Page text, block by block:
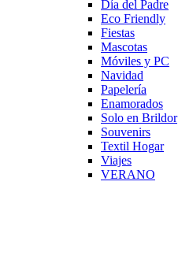
Día del Padre
Eco Friendly
Fiestas
Mascotas
Móviles y PC
Navidad
Papelería
Enamorados
Solo en Brildor
Souvenirs
Textil Hogar
Viajes
VERANO